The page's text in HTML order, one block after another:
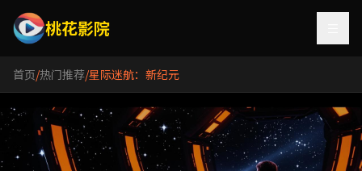
桃花影院
首页/热门推荐/星际迷航：新纪元